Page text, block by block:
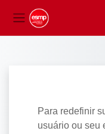
Painel lateral
Para redefinir
usuário ou seu